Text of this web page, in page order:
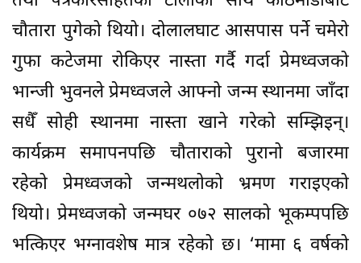
चौतारा पुगेको थियो। दोलालघाट आसपास पर्ने चमेरो
गुफा कटेजमा रोकिएर नास्ता गर्दै गर्दा प्रेमध्वजको
भान्जी भुवनले प्रेमध्वजले आफ्नो जन्म स्थानमा जाँदा
सधैँ सोही स्थानमा नास्ता खाने गरेको सम्झिइन्।
कार्यक्रम समापनपछि चौताराको पुरानो बजारमा
रहेको प्रेमध्वजको जन्मथलोको भ्रमण गराइएको
थियो। प्रेमध्वजको जन्मघर ०७२ सालको भूकम्पपछि
भत्किएर भग्नावशेष मात्र रहेको छ। ‘मामा ६ वर्षको